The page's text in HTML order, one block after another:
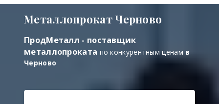
Металлопрокат Черново
ПродМеталл - поставщик
металлопроката по конкурентным ценам в
Черново